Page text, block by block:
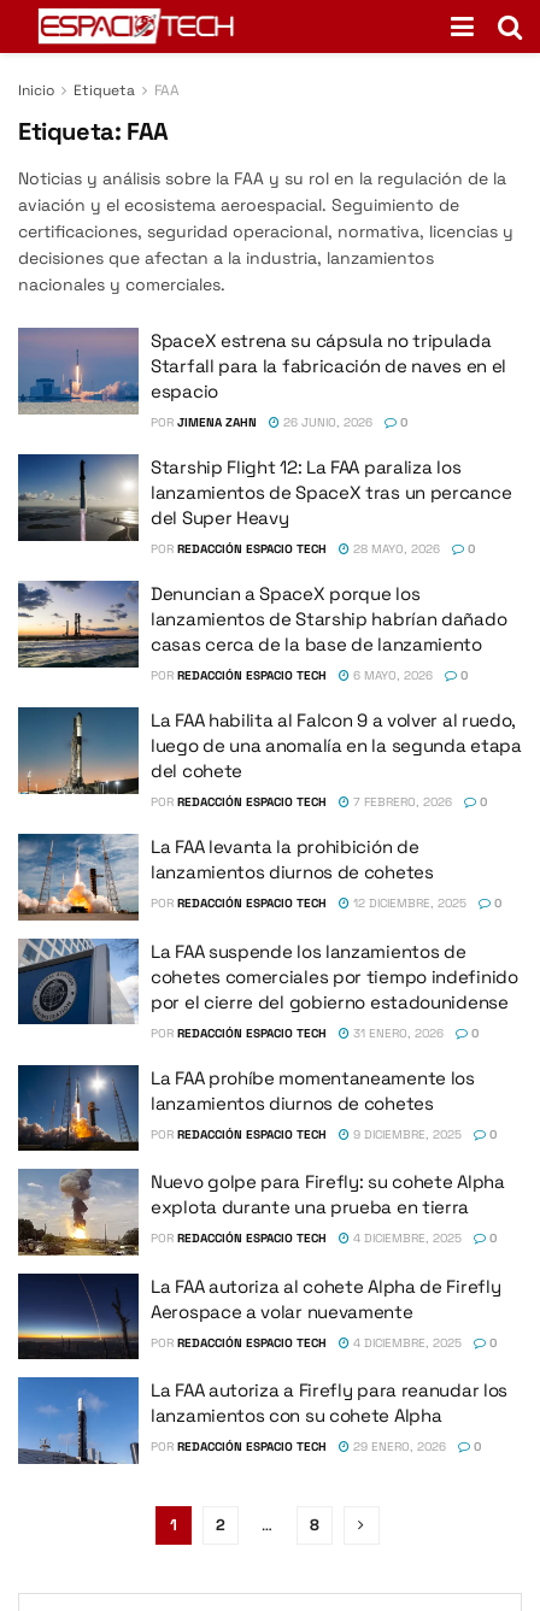
Inicio Etiqueta FAA
Etiqueta: FAA
Noticias y análisis sobre la FAA y su rol en la regulación de la
aviación y el ecosistema aeroespacial. Seguimiento de
certificaciones, seguridad operacional, normativa, licencias y
decisiones que afectan a la industria, lanzamientos
nacionales y comerciales.
SpaceX estrena su cápsula no tripulada
Starfall para la fabricación de naves en el
espacio
POR JIMENA ZAHN 26 JUNIO, 2026 0
Starship Flight 12: La FAA paraliza los
lanzamientos de SpaceX tras un percance
del Super Heavy
POR REDACCIÓN ESPACIO TECH 28 MAYO, 2026 0
Denuncian a SpaceX porque los
lanzamientos de Starship habrían dañado
casas cerca de la base de lanzamiento
POR REDACCIÓN ESPACIO TECH 6 MAYO, 2026 0
La FAA habilita al Falcon 9 a volver al ruedo,
luego de una anomalía en la segunda etapa
del cohete
POR REDACCIÓN ESPACIO TECH 7 FEBRERO, 2026 0
La FAA levanta la prohibición de
lanzamientos diurnos de cohetes
POR REDACCIÓN ESPACIO TECH 12 DICIEMBRE, 2025 0
La FAA suspende los lanzamientos de
cohetes comerciales por tiempo indefinido
por el cierre del gobierno estadounidense
POR REDACCIÓN ESPACIO TECH 31 ENERO, 2026 0
La FAA prohíbe momentaneamente los
lanzamientos diurnos de cohetes
POR REDACCIÓN ESPACIO TECH 9 DICIEMBRE, 2025 0
Nuevo golpe para Firefly: su cohete Alpha
explota durante una prueba en tierra
POR REDACCIÓN ESPACIO TECH 4 DICIEMBRE, 2025 0
La FAA autoriza al cohete Alpha de Firefly
Aerospace a volar nuevamente
POR REDACCIÓN ESPACIO TECH 4 DICIEMBRE, 2025 0
La FAA autoriza a Firefly para reanudar los
lanzamientos con su cohete Alpha
POR REDACCIÓN ESPACIO TECH 29 ENERO, 2026 0
1 2 … 8